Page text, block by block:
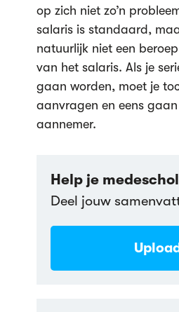
op zich niet zo’n
salaris is standaard,
natuurlijk niet een
van het salaris. Als je
gaan worden, moet je
aanvragen en eens
aannemer.
Help je
Deel jouw